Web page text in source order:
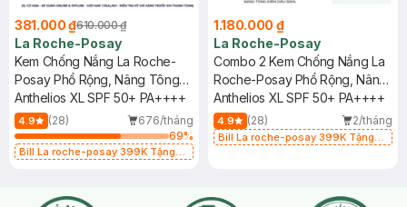
381.000 ₫610.000 ₫
La Roche-Posay
Kem Chống Nắng La Roche-
Posay Phổ Rộng, Nâng Tông
Kiềm Dầu 50ml
Anthelios XL SPF 50+ PA++++
4.9 (28)
676/tháng
69%
Bill La roche-posay 399K Tặng
1.180.000 ₫
La Roche-Posay
Combo 2 Kem Chống Nắng La
Roche-Posay Phổ Rộng, Nâng
Tông Kiềm Dầu 50ml
Anthelios XL SPF 50+ PA++++
4.9 (28) 2/tháng
Bill La roche-posay 399K Tặng